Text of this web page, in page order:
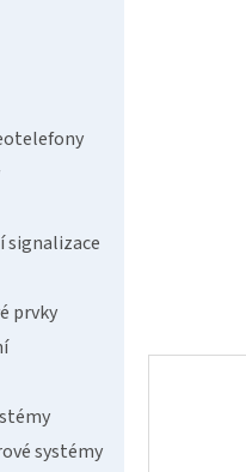
signalizace
prvky
systémy